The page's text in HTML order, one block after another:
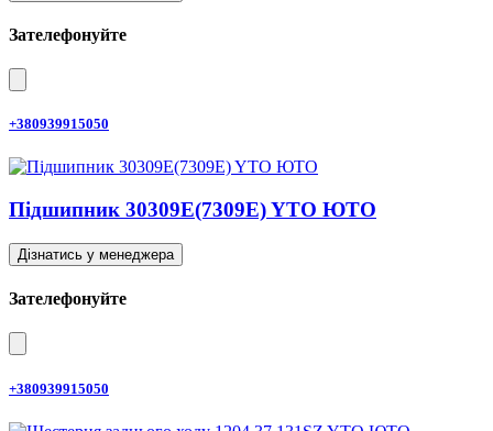
Зателефонуйте
+380939915050
Підшипник 30309E(7309E) YTO ЮТО
Дізнатись у менеджера
Зателефонуйте
+380939915050